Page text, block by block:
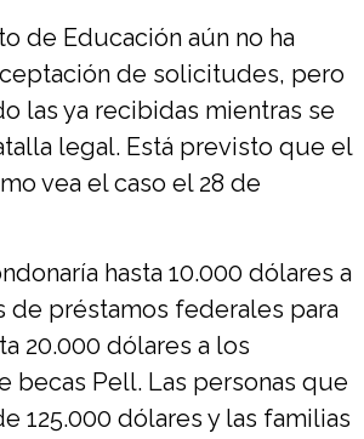
de Educación aún no ha
de solicitudes, pero
las ya recibidas mientras se
legal. Está previsto que el
vea el caso el 28 de
hasta 10.000 dólares a
de préstamos federales para
20.000 dólares a los
becas Pell. Las personas que
125.000 dólares y las familias